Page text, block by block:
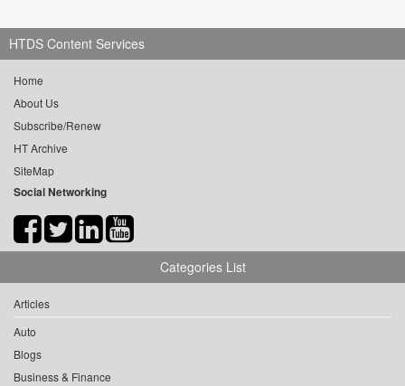
HTDS Content Services
Home
About Us
Subscribe/Renew
HT Archive
SiteMap
Social Networking
Categories List
Articles
Auto
Blogs
Business & Finance